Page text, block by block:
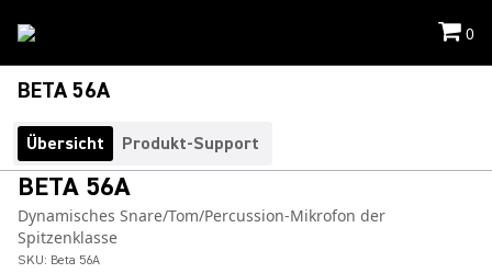
0
BETA 56A
Übersicht Produkt-Support
BETA 56A
Dynamisches Snare/Tom/Percussion-Mikrofon der
Spitzenklasse
SKU: Beta 56A